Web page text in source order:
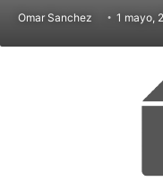
Omar Sanchez 1 mayo,